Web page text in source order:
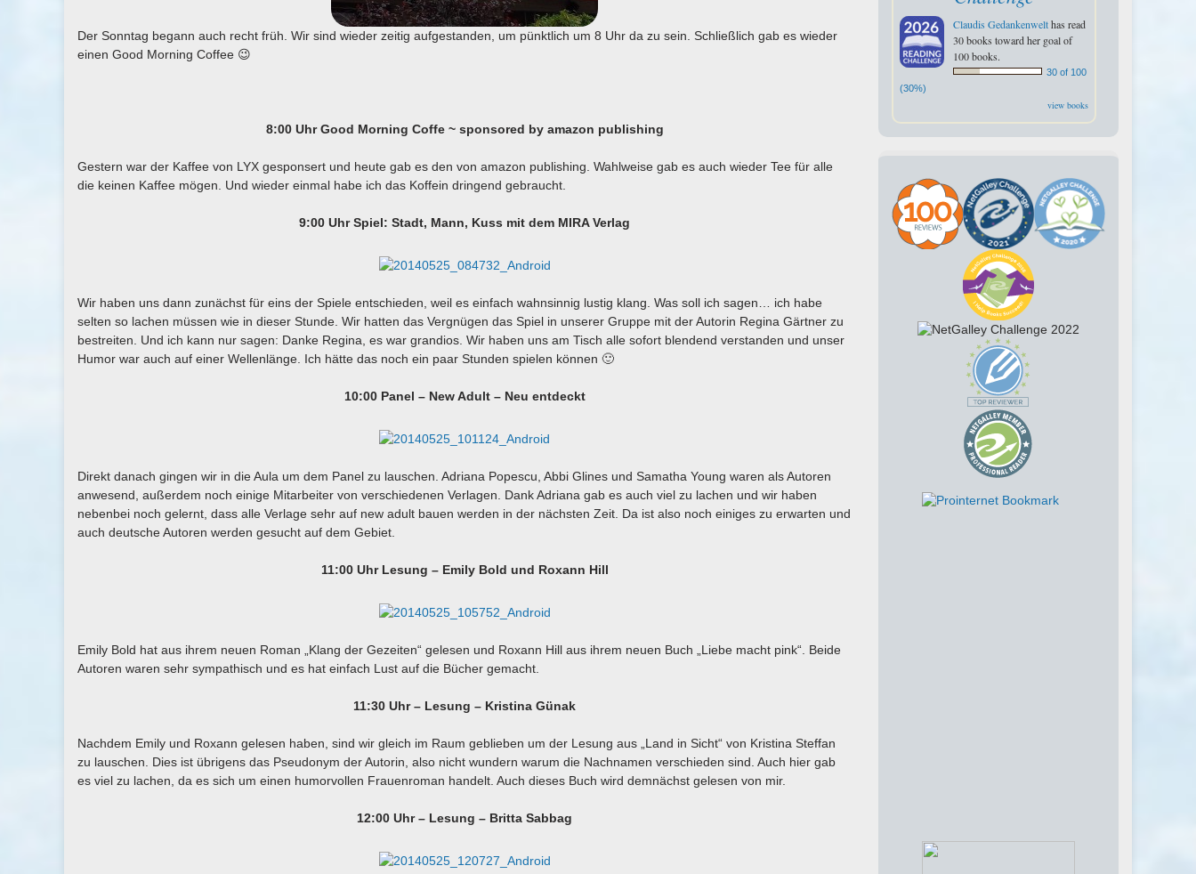
Der Sonntag begann auch recht früh. Wir sind wieder zeitig aufgestanden, um pünktlich um 8 Uhr da zu sein. Schließlich gab es wieder
einen Good Morning Coffee 😉
8:00 Uhr Good Morning Coffe ~ sponsored by amazon publishing
Gestern war der Kaffee von LYX gesponsert und heute gab es den von amazon publishing. Wahlweise gab es auch wieder Tee für alle
die keinen Kaffee mögen. Und wieder einmal habe ich das Koffein dringend gebraucht.
9:00 Uhr Spiel: Stadt, Mann, Kuss mit dem MIRA Verlag
Wir haben uns dann zunächst für eins der Spiele entschieden, weil es einfach wahnsinnig lustig klang. Was soll ich sagen… ich habe
selten so lachen müssen wie in dieser Stunde. Wir hatten das Vergnügen das Spiel in unserer Gruppe mit der Autorin Regina Gärtner zu
bestreiten. Und ich kann nur sagen: Danke Regina, es war grandios. Wir haben uns am Tisch alle sofort blendend verstanden und unser
Humor war auch auf einer Wellenlänge. Ich hätte das noch ein paar Stunden spielen können 🙂
10:00 Panel – New Adult – Neu entdeckt
Direkt danach gingen wir in die Aula um dem Panel zu lauschen. Adriana Popescu, Abbi Glines und Samatha Young waren als Autoren
anwesend, außerdem noch einige Mitarbeiter von verschiedenen Verlagen. Dank Adriana gab es auch viel zu lachen und wir haben
nebenbei noch gelernt, dass alle Verlage sehr auf new adult bauen werden in der nächsten Zeit. Da ist also noch einiges zu erwarten und
auch deutsche Autoren werden gesucht auf dem Gebiet.
11:00 Uhr Lesung – Emily Bold und Roxann Hill
Emily Bold hat aus ihrem neuen Roman „Klang der Gezeiten“ gelesen und Roxann Hill aus ihrem neuen Buch „Liebe macht pink“. Beide
Autoren waren sehr sympathisch und es hat einfach Lust auf die Bücher gemacht.
11:30 Uhr – Lesung – Kristina Günak
Nachdem Emily und Roxann gelesen haben, sind wir gleich im Raum geblieben um der Lesung aus „Land in Sicht“ von Kristina Steffan
zu lauschen. Dies ist übrigens das Pseudonym der Autorin, also nicht wundern warum die Nachnamen verschieden sind. Auch hier gab
es viel zu lachen, da es sich um einen humorvollen Frauenroman handelt. Auch dieses Buch wird demnächst gelesen von mir.
12:00 Uhr – Lesung – Britta Sabbag
Claudis Gedankenwelthas read
30 books toward her goal of
100 books.
30 of 100
(30%)
view books